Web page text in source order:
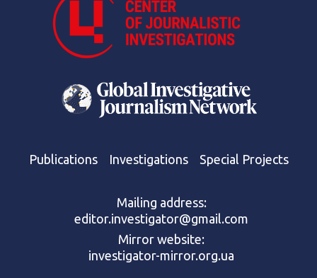
Publications Investigations Special Projects
Mailing address:
editor.investigator@gmail.com
Mirror website:
investigator-mirror.org.ua